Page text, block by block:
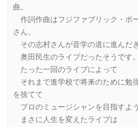
曲。
作詞作曲はフジファブリック・ボ
さん。
その志村さんが音学の道に進んだ
奥田民生のライブだったそうです。
たった一回のライブによって
それまで進学校で将来のために勉
を捨てて
プロのミュージシャンを目指すよ
まさに人生を変えたライブは